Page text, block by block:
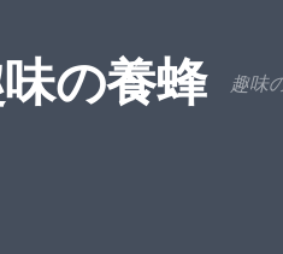
の養蜂 趣味